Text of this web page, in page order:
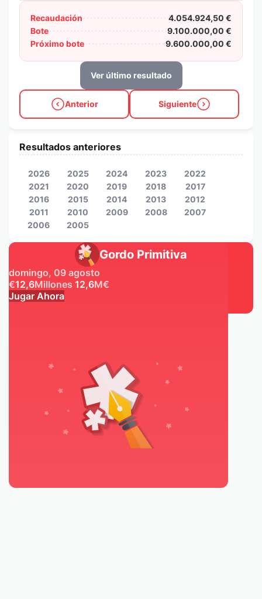
Recaudación
4.054.924,50 €
Bote
9.100.000,00 €
Próximo bote
9.600.000,00 €
Ver último resultado
Anterior Siguiente
Gordo Primitiva
domingo, 09 agosto
€12,6Millones 12,6M€
Jugar Ahora
Resultados anteriores
2026 2025 2024 2023
2022
2021
2020 2019 2018
2017
2016
2015 2014 2013
2012
2011
2010 2009 2008
2007
2006
2005